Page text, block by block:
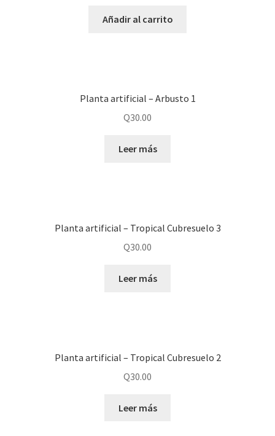
Añadir al carrito
Planta artificial – Arbusto 1
Q30.00
Leer más
Planta artificial – Tropical Cubresuelo 3
Q30.00
Leer más
Planta artificial – Tropical Cubresuelo 2
Q30.00
Leer más